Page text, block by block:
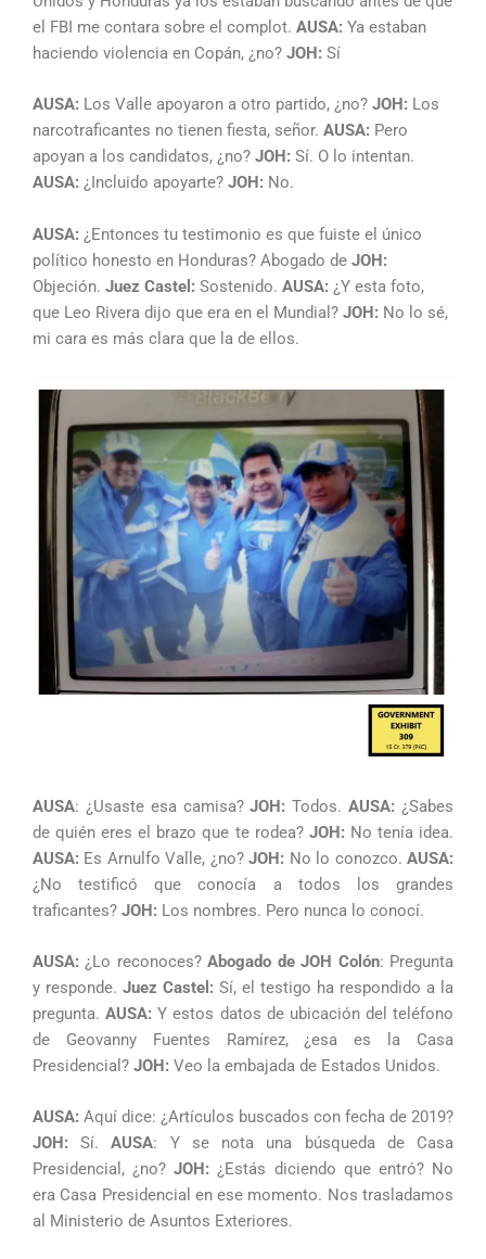
el FBI me contara sobre el complot. AUSA: Ya estaban
haciendo violencia en Copán, ¿no? JOH: Sí
AUSA: Los Valle apoyaron a otro partido, ¿no? JOH: Los
narcotraficantes no tienen fiesta, señor. AUSA: Pero
apoyan a los candidatos, ¿no? JOH: Sí. O lo intentan.
AUSA: ¿Incluido apoyarte? JOH: No.
AUSA: ¿Entonces tu testimonio es que fuiste el único
político honesto en Honduras? Abogado de JOH:
Objeción. Juez Castel: Sostenido. AUSA: ¿Y esta foto,
que Leo Rivera dijo que era en el Mundial? JOH: No lo sé,
mi cara es más clara que la de ellos.
AUSA: ¿Usaste esa camisa?JOH: Todos.AUSA: ¿Sabes
de quién eres el brazo que te rodea? JOH: No tenía idea.
AUSA: Es Arnulfo Valle, ¿no?JOH: No lo conozco.AUSA:
¿No testificó que conocía a todos los grandes
traficantes? JOH: Los nombres. Pero nunca lo conocí.
AUSA: ¿Lo reconoces?Abogado de JOH Colón: Pregunta
y responde. Juez Castel: Sí, el testigo ha respondido a la
pregunta.AUSA: Y estos datos de ubicación del teléfono
de Geovanny Fuentes Ramírez, ¿esa es la Casa
Presidencial? JOH: Veo la embajada de Estados Unidos.
AUSA: Aquí dice: ¿Artículos buscados con fecha de 2019?
JOH: Sí.AUSA: Y se nota una búsqueda de Casa
Presidencial, ¿no?JOH: ¿Estás diciendo que entró? No
era Casa Presidencial en ese momento. Nos trasladamos
al Ministerio de Asuntos Exteriores.